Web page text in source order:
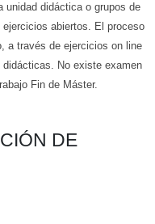
unidad didáctica o grupos de
abiertos. El proceso
a través de ejercicios on line
No existe examen
Fin de Máster.
DE